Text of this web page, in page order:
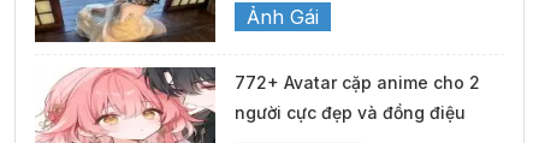
Ảnh Gái
772+ Avatar cặp anime cho 2
người cực đẹp và đồng điệu